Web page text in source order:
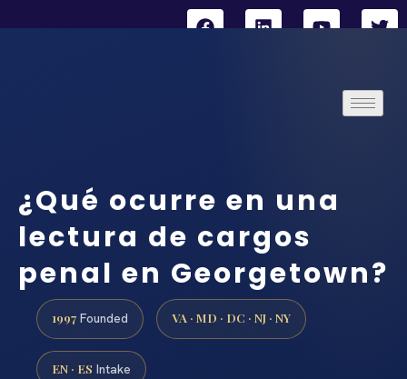
¿Qué ocurre en una
lectura de cargos
penal en Georgetown?
1997 Founded VA · MD · DC · NJ · NY
EN · ES Intake